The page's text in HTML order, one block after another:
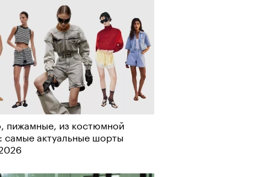
пижамные, из костюмной
самые актуальные шорты
Альтман, Altman Talks: «Умение
— это освобождающая